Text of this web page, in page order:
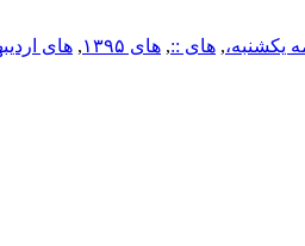
یکشنبه،, های ::, های ۱۳۹۵ , های